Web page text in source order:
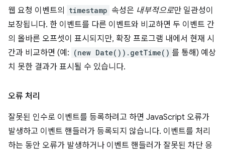
웹 요청 이벤트의 timestamp 속성은 내부적으로만 일관성이
보장됩니다. 한 이벤트를 다른 이벤트와 비교하면 두 이벤트 간
의 올바른 오프셋이 표시되지만, 확장 프로그램 내에서 현재 시
간과 비교하면 (예: (new Date()).getTime() 를 통해) 예상
치 못한 결과가 표시될 수 있습니다.
오류 처리
잘못된 인수로 이벤트를 등록하려고 하면 JavaScript 오류가
발생하고 이벤트 핸들러가 등록되지 않습니다. 이벤트를 처리
하는 동안 오류가 발생하거나 이벤트 핸들러가 잘못된 차단 응